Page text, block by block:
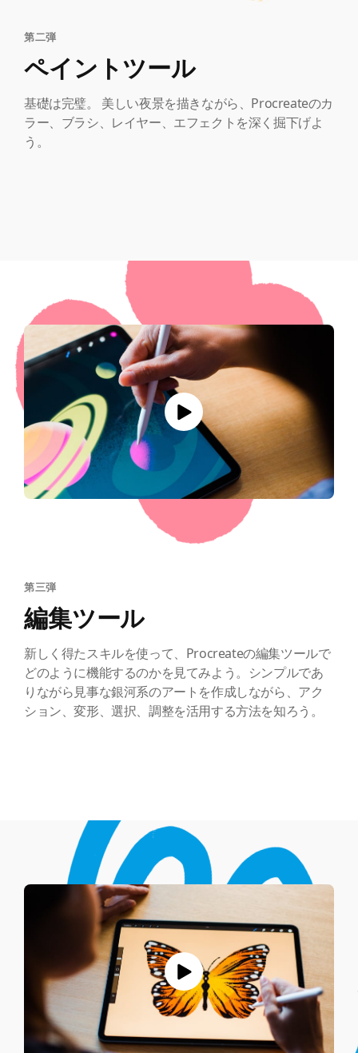
第二弾
ペイントツール
基礎は完璧。 美しい夜景を描きながら、Procreateのカ
ラー、ブラシ、レイヤー、エフェクトを深く掘下げよ
う。
第三弾
編集ツール
新しく得たスキルを使って、Procreateの編集ツールで
どのように機能するのかを見てみよう。シンプルであ
りながら見事な銀河系のアートを作成しながら、アク
ション、変形、選択、調整を活用する方法を知ろう。